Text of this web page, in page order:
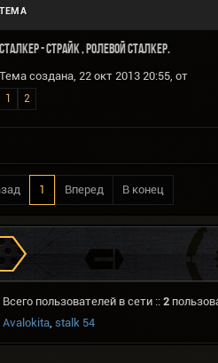
ТЕМА
Сталкер - страйк , ролевой сталкер.
Тема создана, 22 окт 2013 20:55, от
1 2
1 Вперед В конец
Всего пользователей в сети :: 2
Avalokita, stalk 54